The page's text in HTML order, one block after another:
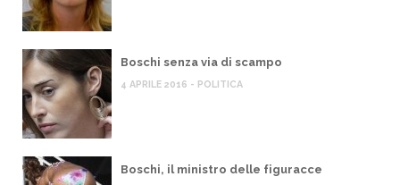
Boschi senza via di scampo
4 APRILE 2016 - POLITICA
Boschi, il ministro delle figuracce